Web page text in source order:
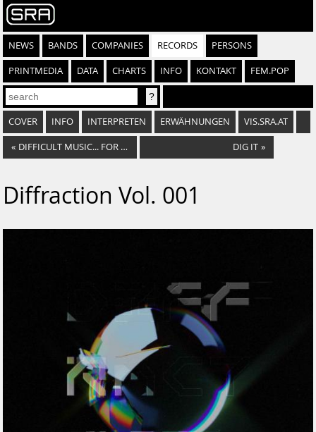
NEWS BANDS COMPANIES RECORDS PERSONS
PRINTMEDIA DATA CHARTS INFO KONTAKT FEM.POP
COVER INFO INTERPRETEN ERWÄHNUNGEN VIS.SRA.AT
« DIFFICULT MUSIC... FOR DIFFICULT PEOPLE DIG IT »
Diffraction Vol. 001